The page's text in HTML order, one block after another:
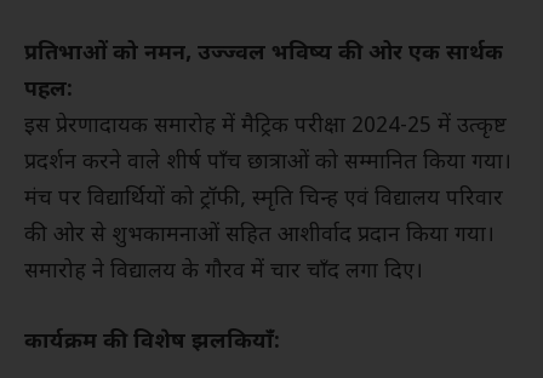
प्रतिभाओं को नमन, उज्ज्वल भविष्य की ओर एक सार्थक
पहल:
इस प्रेरणादायक समारोह में मैट्रिक परीक्षा 2024-25 में उत्कृष्ट
प्रदर्शन करने वाले शीर्ष पाँच छात्राओं को सम्मानित किया गया।
मंच पर विद्यार्थियों को ट्रॉफी, स्मृति चिन्ह एवं विद्यालय परिवार
की ओर से शुभकामनाओं सहित आशीर्वाद प्रदान किया गया।
समारोह ने विद्यालय के गौरव में चार चाँद लगा दिए।
कार्यक्रम की विशेष झलकियाँ: